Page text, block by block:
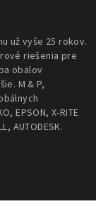
už vyše 25 rokov.
riešenia pre
obalov
M & P,
EPSON, X-RITE
AUTODESK.